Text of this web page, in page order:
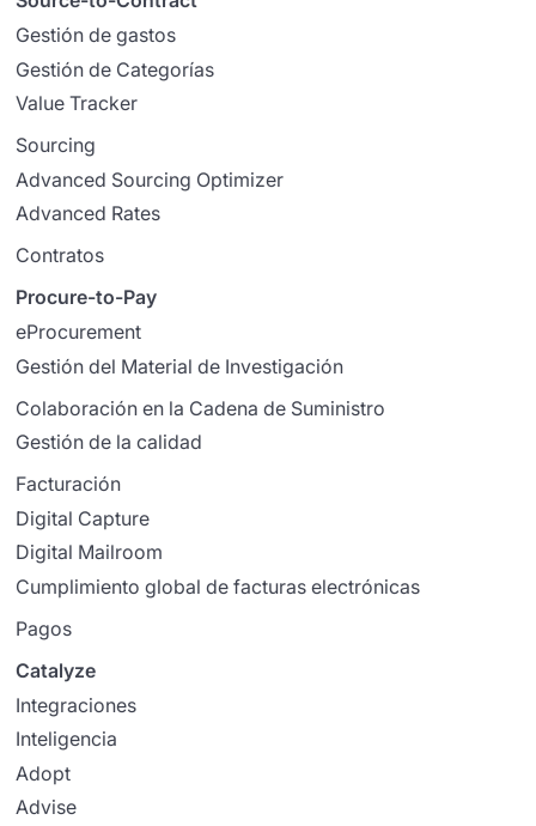
Gestión de gastos
Gestión de Categorías
Value Tracker
Sourcing
Advanced Sourcing Optimizer
Advanced Rates
Contratos
Procure-to-Pay
eProcurement
Gestión del Material de Investigación
Colaboración en la Cadena de Suministro
Gestión de la calidad
Facturación
Digital Capture
Digital Mailroom
Cumplimiento global de facturas electrónicas
Pagos
Catalyze
Integraciones
Inteligencia
Adopt
Advise